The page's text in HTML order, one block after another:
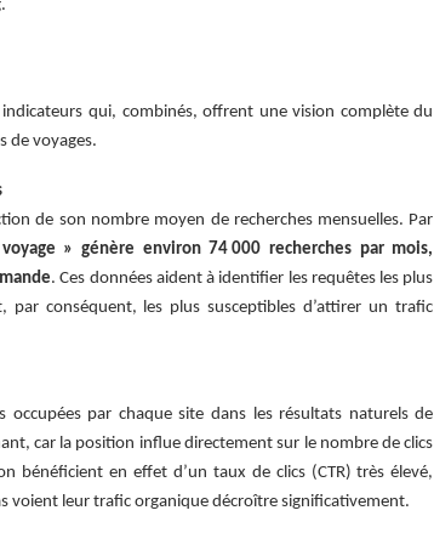
qui, combinés, offrent une vision complète du
de voyages.
de son nombre moyen de recherches mensuelles. Par
» génère environ 74 000 recherches par mois,
. Ces données aident à identifier les requêtes les plus
par conséquent, les plus susceptibles d’attirer un trafic
occupées par chaque site dans les résultats naturels de
car la position influe directement sur le nombre de clics
bénéficient en effet d’un taux de clics (CTR) très élevé,
voient leur trafic organique décroître significativement.